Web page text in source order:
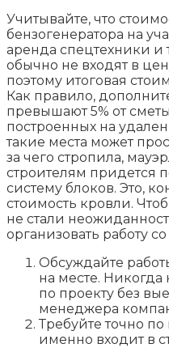
Учитывайте, что
бензогенератора на
аренда спецтехники и
обычно не входят в
поэтому итоговая
Как правило,
превышают 5% от
построенных на
такие места может
за чего стропила,
строителям придется
систему блоков. Это,
стоимость кровли.
не стали
организовать работу
Обсуждайте
на месте. Никогда
по проекту без
менеджера
Требуйте точно по
именно входит в